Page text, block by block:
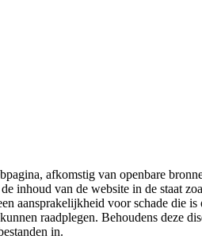
afkomstig van openbare
inhoud van de website in de staat
aansprakelijkheid voor schade
raadplegen. Behoudens deze
in.